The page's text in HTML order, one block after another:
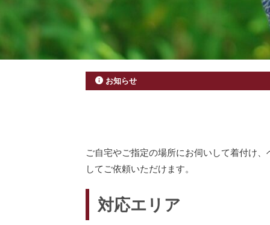
お知らせ
ご自宅やご指定の場所にお伺いして着付け
してご依頼いただけます。
対応エリア